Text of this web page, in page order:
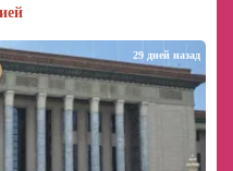
29 дней назад